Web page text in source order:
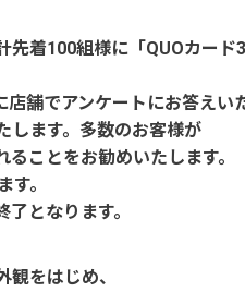
着100組様に「QUOカード
舗でアンケートにお答えい
します。多数のお客様が
ことをお勧めいたします。
。
となります。
をはじめ、